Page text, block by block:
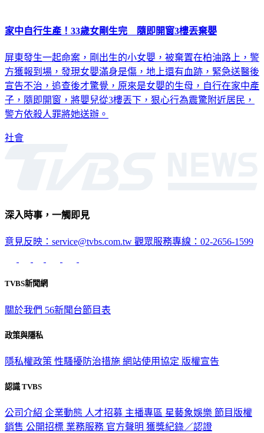
家中自行生產！33歲女剛生完 隨即開窗3樓丟棄嬰
屏東發生一起命案，剛出生的小女嬰，被棄置在柏油路上，警
方獲報到場，發現女嬰滿身是傷，地上還有血跡，緊急送醫後
宣告不治，追查後才驚覺，原來是女嬰的生母，自行在家中產
子，隨即開窗，將嬰兒從3樓丟下，狠心行為震驚附近居民，
警方依殺人罪將她送辦。
社會
深入時事，一觸即見
意見反映：service@tvbs.com.tw 觀眾服務專線：02-2656-1599
TVBS新聞網
關於我們 56新聞台節目表
政策與隱私
隱私權政策 性騷擾防治措施 網站使用協定 版權宣告
認識 TVBS
公司介紹 企業動態 人才招募 主播專區 星藝象娛樂 節目版權
銷售 公開招標 業務服務 官方聲明 獲獎紀錄／認證